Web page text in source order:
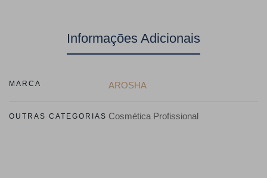
Informações Adicionais
MARCA AROSHA
OUTRAS CATEGORIAS Cosmética Profissional